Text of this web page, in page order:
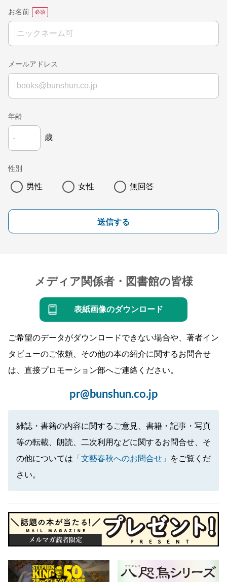
お名前
メールアドレス
年齢
歳
性別
男性 女性 無回答
送信する
メディア関係者・図書館の皆様
表紙画像のダウンロード
ご希望のデータがダウンロードできない場合や、著者イン
タビューのご依頼、その他の本の紹介に関するお問合せ
は、直接プロモーション部へご連絡ください。
pr@bunshun.co.jp
雑誌・書籍の内容に関するご意見、書籍・記事・写真
等の転載、朗読、二次利用などに関するお問合せ、そ
の他については 「文藝春秋へのお問合せ」
をご覧くだ
さい。